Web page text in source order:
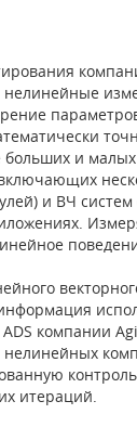
нелинейные
и
и ВЧ
компании
итераций.